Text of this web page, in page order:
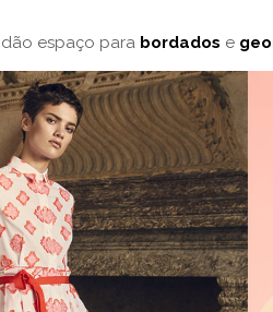
dão espaço para bordados e